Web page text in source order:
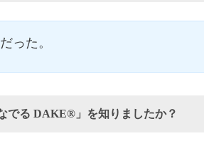
った。
でる DAKE®」を知りましたか？